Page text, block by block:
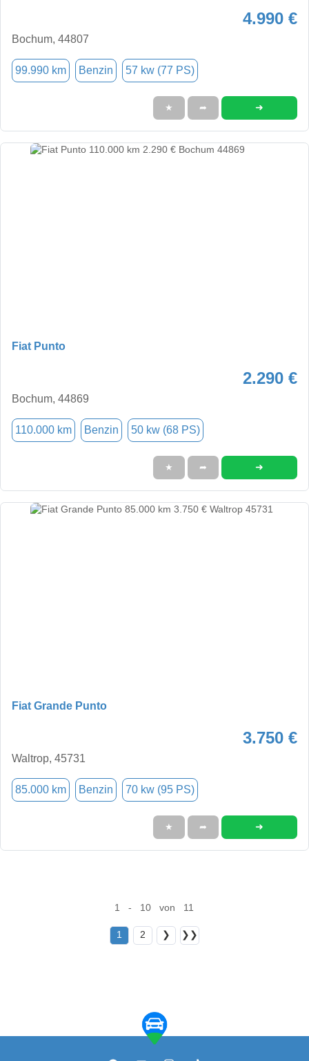
4.990 €
Bochum, 44807
99.990 km Benzin 57 kw (77 PS)
★ ➦ ➜
Fiat Punto
2.290 €
Bochum, 44869
110.000 km Benzin 50 kw (68 PS)
★ ➦ ➜
Fiat Grande Punto
3.750 €
Waltrop, 45731
85.000 km Benzin 70 kw (95 PS)
★ ➦ ➜
1 - 10 von 11
1 2 ❯ ❯❯